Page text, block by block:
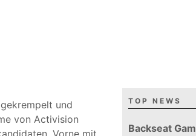
und
von Activision
Vorne mit
TOP NEWS
Backseat